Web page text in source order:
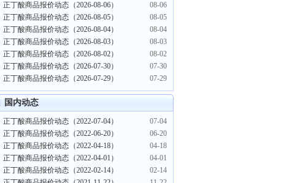
正丁酸商品报价动态（2026-08-06）
08-06
正丁酸商品报价动态（2026-08-05）
08-05
正丁酸商品报价动态（2026-08-04）
08-04
正丁酸商品报价动态（2026-08-03）
08-03
正丁酸商品报价动态（2026-08-02）
08-02
正丁酸商品报价动态（2026-07-30）
07-30
正丁酸商品报价动态（2026-07-29）
07-29
国内动态
正丁酸商品报价动态（2022-07-04）
07-04
正丁酸商品报价动态（2022-06-20）
06-20
正丁酸商品报价动态（2022-04-18）
04-18
正丁酸商品报价动态（2022-04-01）
04-01
正丁酸商品报价动态（2022-02-14）
02-14